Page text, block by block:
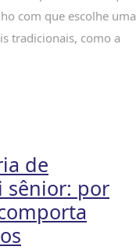
com que escolhe uma
tradicionais, como a
de
sênior: por